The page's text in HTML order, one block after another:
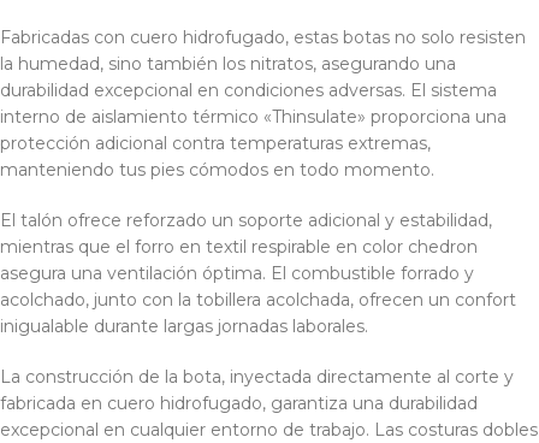
Fabricadas con cuero hidrofugado, estas botas no solo resisten
la humedad, sino también los nitratos, asegurando una
durabilidad excepcional en condiciones adversas. El sistema
interno de aislamiento térmico «Thinsulate» proporciona una
protección adicional contra temperaturas extremas,
manteniendo tus pies cómodos en todo momento.
El talón ofrece reforzado un soporte adicional y estabilidad,
mientras que el forro en textil respirable en color chedron
asegura una ventilación óptima. El combustible forrado y
acolchado, junto con la tobillera acolchada, ofrecen un confort
inigualable durante largas jornadas laborales.
La construcción de la bota, inyectada directamente al corte y
fabricada en cuero hidrofugado, garantiza una durabilidad
excepcional en cualquier entorno de trabajo. Las costuras dobles